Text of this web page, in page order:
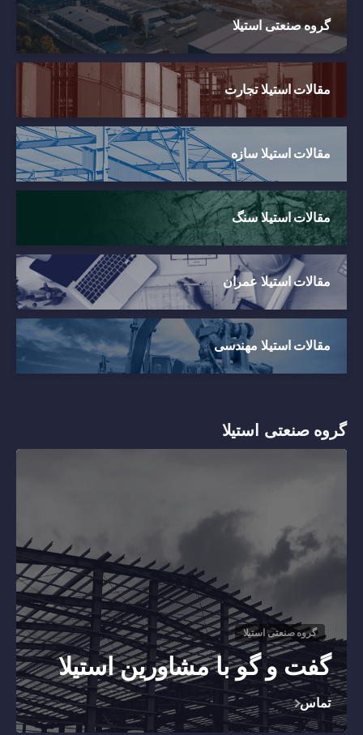
گروه صنعتی استیلا
مقالات استیلا تجارت
مقالات استیلا سازه
مقالات استیلا سنگ
مقالات استیلا عمران
مقالات استیلا مهندسی
گروه صنعتی استیلا
گروه صنعتی استیلا
گفت و گو با مشاورین استیلا
تماس